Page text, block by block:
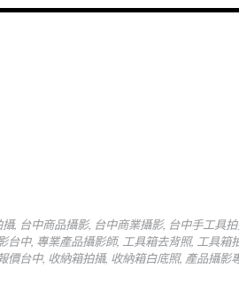
攝, 台中商品攝影, 台中商業攝影, 台中手工具
台中, 專業產品攝影師, 工具箱去背照, 工具箱
價台中, 收納箱拍攝, 收納箱白底照, 產品攝影